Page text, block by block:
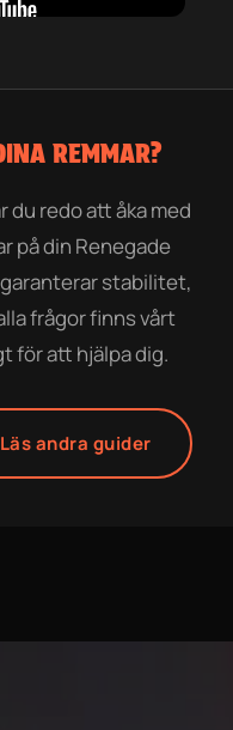
REMMAR?
du redo att åka med
på din Renegade
stabilitet,
frågor finns vårt
för att hjälpa dig.
Läs andra guider